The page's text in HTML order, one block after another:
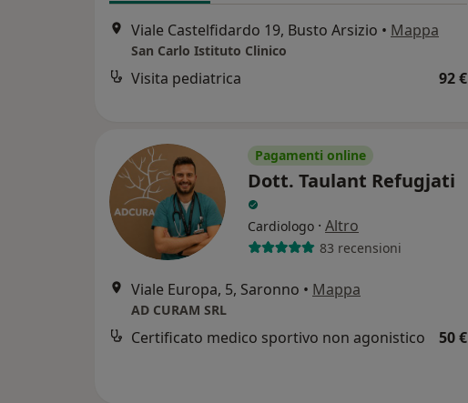
Viale Castelfidardo 19, Busto Arsizio • Mappa
San Carlo Istituto Clinico
Visita pediatrica 92 €
Pagamenti online
Dott. Taulant Refugjati
Cardiologo · Altro
83 recensioni
Viale Europa, 5, Saronno • Mappa
AD CURAM SRL
Certificato medico sportivo non agonistico 50 €